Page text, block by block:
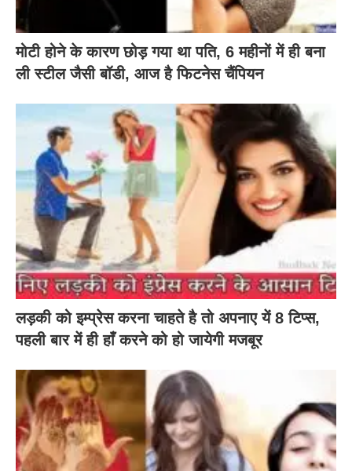
मोटी होने के कारण छोड़ गया था पति, 6 महीनों में ही बना
ली स्टील जैसी बॉडी, आज है फिटनेस चैंपियन
लड़की को इम्प्रेस करना चाहते है तो अपनाए यें 8 टिप्स,
पहली बार में ही हाँ करने को हो जायेगी मजबूर